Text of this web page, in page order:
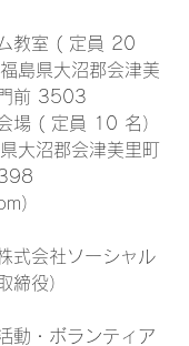
教室 ( 定員 20
島県大沼郡会津美
前 3503
場 ( 定員 10 名）
沼郡会津美里町
）
式会社ソーシャル
締役）
動・ボランティア